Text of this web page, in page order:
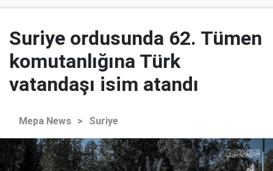
Suriye ordusunda 62. Tümen
komutanlığına Türk
vatandaşı isim atandı
Mepa News > Suriye